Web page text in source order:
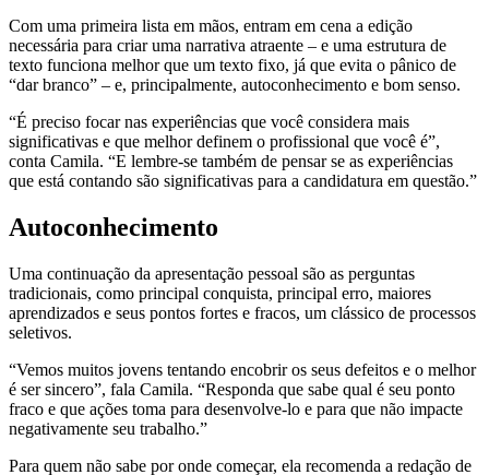
Com uma primeira lista em mãos, entram em cena a edição
necessária para criar uma narrativa atraente – e uma estrutura de
texto funciona melhor que um texto fixo, já que evita o pânico de
“dar branco” – e, principalmente, autoconhecimento e bom senso.
“É preciso focar nas experiências que você considera mais
significativas e que melhor definem o profissional que você é”,
conta Camila. “E lembre-se também de pensar se as experiências
que está contando são significativas para a candidatura em questão.”
Autoconhecimento
Uma continuação da apresentação pessoal são as perguntas
tradicionais, como principal conquista, principal erro, maiores
aprendizados e seus pontos fortes e fracos, um clássico de processos
seletivos.
“Vemos muitos jovens tentando encobrir os seus defeitos e o melhor
é ser sincero”, fala Camila. “Responda que sabe qual é seu ponto
fraco e que ações toma para desenvolve-lo e para que não impacte
negativamente seu trabalho.”
Para quem não sabe por onde começar, ela recomenda a redação de